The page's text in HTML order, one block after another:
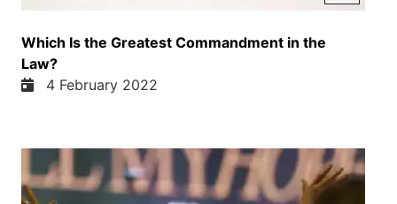
Which Is the Greatest Commandment in the
Law?
4 February 2022